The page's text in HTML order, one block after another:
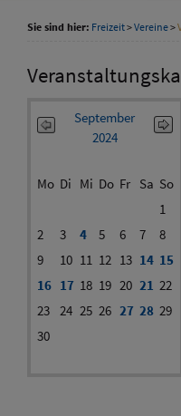
Sie sind hier: Freizeit>Vereine>
September
2024
Mo Di Mi Do Fr Sa So
1
2
3 4 5 6 7
8
9
10 11 12 13 14 15
16 17 18 19 20 21 22
23 24 25 26 27 28 29
30